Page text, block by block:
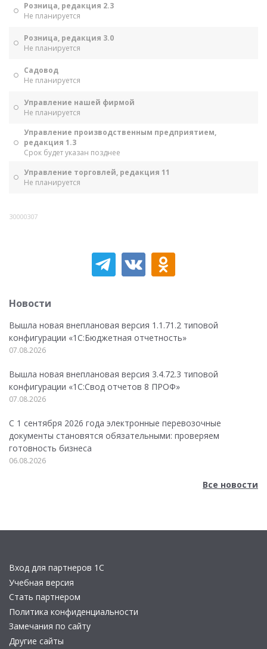
Розница, редакция 2.3
Не планируется
Розница, редакция 3.0
Не планируется
Садовод
Не планируется
Управление нашей фирмой
Не планируется
Управление производственным предприятием,
редакция 1.3
Срок будет указан позднее
Управление торговлей, редакция 11
Не планируется
30000307
Новости
Вышла новая внеплановая версия 1.1.71.2 типовой
конфигурации «1C:Бюджетная отчетность»
07.08.2026
Вышла новая внеплановая версия 3.4.72.3 типовой
конфигурации «1C:Свод отчетов 8 ПРОФ»
07.08.2026
С 1 сентября 2026 года электронные перевозочные
документы становятся обязательными: проверяем
готовность бизнеса
06.08.2026
Все новости
Вход для партнеров 1С
Учебная версия
Стать партнером
Политика конфиденциальности
Замечания по сайту
Другие сайты